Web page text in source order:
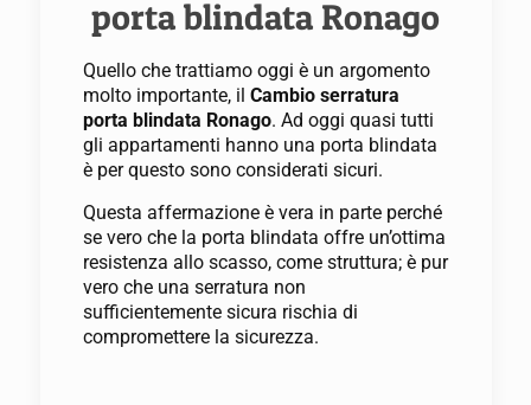
porta blindata Ronago
Quello che trattiamo oggi è un argomento
molto importante, il Cambio serratura
porta blindata Ronago. Ad oggi quasi tutti
gli appartamenti hanno una porta blindata
è per questo sono considerati sicuri.
Questa affermazione è vera in parte perché
se vero che la porta blindata offre un’ottima
resistenza allo scasso, come struttura; è pur
vero che una serratura non
sufficientemente sicura rischia di
compromettere la sicurezza.